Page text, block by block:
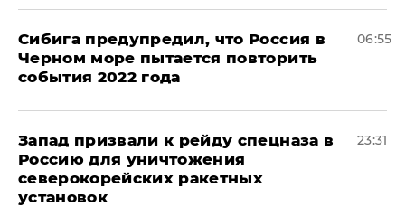
Сибига предупредил, что Россия в
Черном море пытается повторить
события 2022 года
06:55
Запад призвали к рейду спецназа в
Россию для уничтожения
северокорейских ракетных
установок
23:31